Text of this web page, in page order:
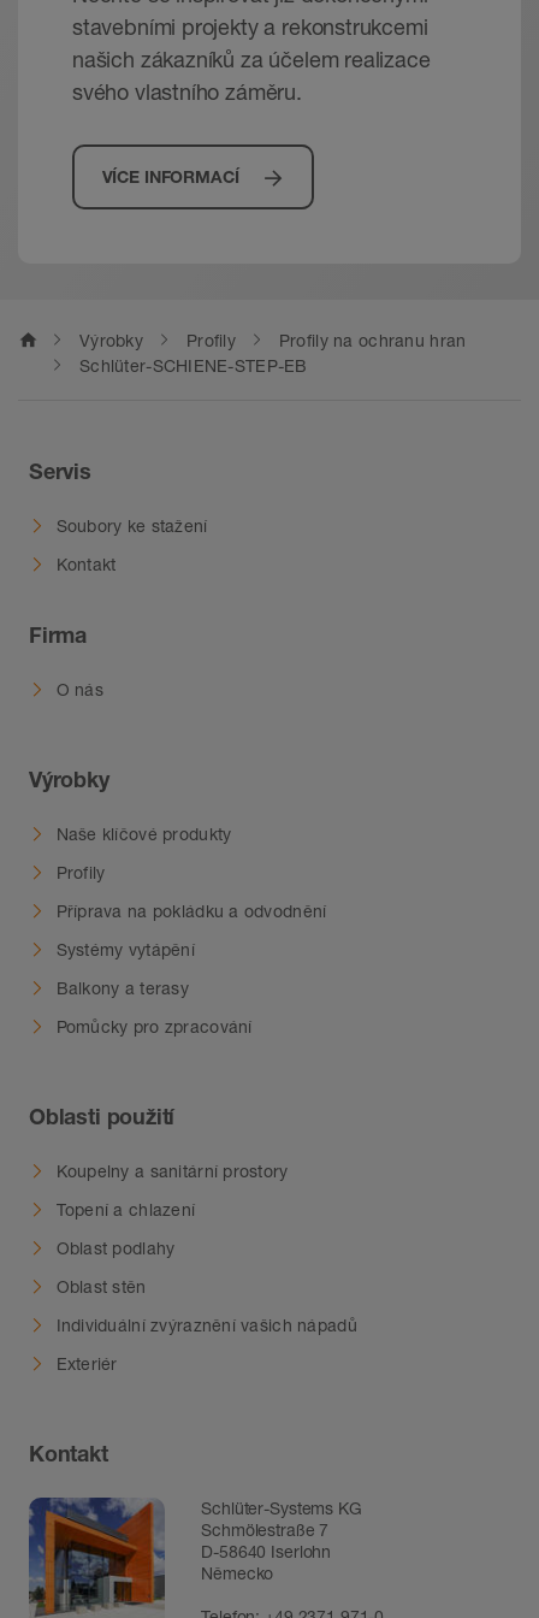
Nelze je osadit dodatečně. Zasouvají se ze
strany v průběhu osazování profilu a fixují se
bodově vhodným montážním lepidlem
stavebními projekty a rekonstrukcemi
našich zákazníků za účelem realizace
svého vlastního záměru.
VÍCE INFORMACÍ
home Výrobky Profily
Profily na ochranu hran
Schlüter-SCHIENE-STEP-EB
Servis
Soubory ke stažení
Kontakt
Firma
O nás
Výrobky
Naše klíčové produkty
Profily
Příprava na pokládku a odvodnění
Systémy vytápění
Balkony a terasy
Pomůcky pro zpracování
Oblasti použití
Koupelny a sanitární prostory
Topení a chlazení
Oblast podlahy
Oblast stěn
Individuální zvýraznění vašich nápadů
Exteriér
Kontakt
Schlüter-Systems KG
Schmölestraße 7
D-58640 Iserlohn
Německo